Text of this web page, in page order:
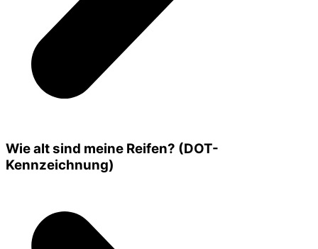
Wie alt sind meine Reifen? (DOT-
Kennzeichnung)